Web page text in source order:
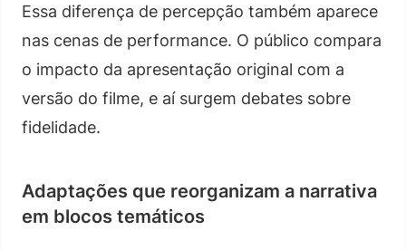
Essa diferença de percepção também aparece
nas cenas de performance. O público compara
o impacto da apresentação original com a
versão do filme, e aí surgem debates sobre
fidelidade.
Adaptações que reorganizam a narrativa
em blocos temáticos